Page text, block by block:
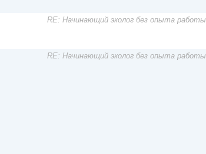
RE: Начинающий эколог без опыта работы
RE: Начинающий эколог без опыта работы